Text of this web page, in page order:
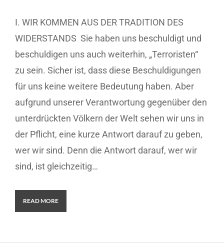
I. WIR KOMMEN AUS DER TRADITION DES
WIDERSTANDS Sie haben uns beschuldigt und
beschuldigen uns auch weiterhin, „Terroristen“
zu sein. Sicher ist, dass diese Beschuldigungen
für uns keine weitere Bedeutung haben. Aber
aufgrund unserer Verantwortung gegenüber den
unterdrückten Völkern der Welt sehen wir uns in
der Pflicht, eine kurze Antwort darauf zu geben,
wer wir sind. Denn die Antwort darauf, wer wir
sind, ist gleichzeitig…
READ MORE